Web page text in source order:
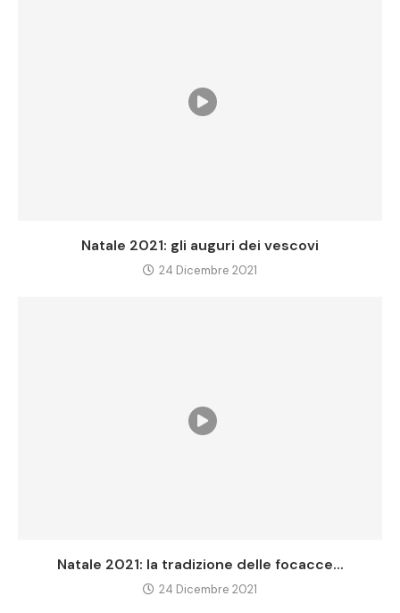
Natale 2021: gli auguri dei vescovi
24 Dicembre 2021
Natale 2021: la tradizione delle focacce...
24 Dicembre 2021